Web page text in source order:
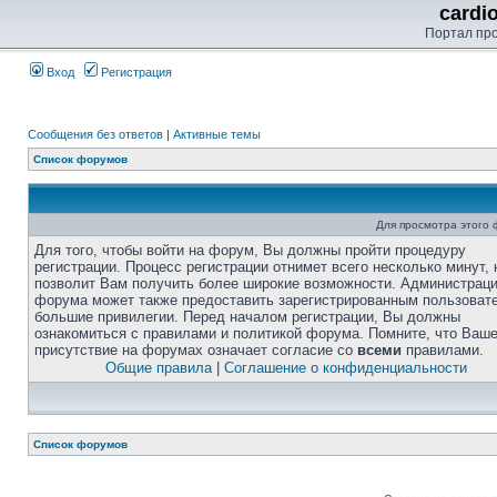
Портал
Вход Регистрация
Сообщения без ответов | Активные темы
Список форумов
Для просмотра
Для того, чтобы войти на форум, Вы должны пройти процедуру
регистрации. Процесс регистрации отнимет всего несколько минут,
позволит Вам получить более широкие возможности.
форума может также предоставить зарегистрированным
большие привилегии. Перед началом регистрации, Вы должны
ознакомиться с правилами и политикой форума. Помните, что Ваше
присутствие на форумах означает согласие со всеми правилами.
Общие правила| Соглашение о конфиденциальности
Список форумов